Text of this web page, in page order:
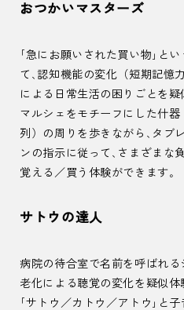
おつかいマスターズ
「急にお願いされた買い物」と
て、認知機能の変化（短期記憶
による日常生活の困りごとを疑
マルシェをモチーフにした什
列）の周りを歩きながら、タブ
ンの指示に従って、さまざまな
覚える／買う体験ができます。
サトウの達人
病院の待合室で名前を呼ばれる
老化による聴覚の変化を疑似体
「サトウ／カトウ／アトウ」と